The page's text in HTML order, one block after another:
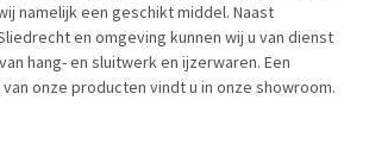
namelijk een geschikt middel. Naast
en omgeving kunnen wij u van dienst
hang- en sluitwerk en ijzerwaren. Een
onze producten vindt u in onze showroom.